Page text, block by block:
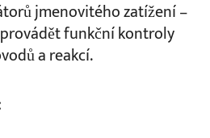
jmenovitého zatížení –
funkční kontroly
a reakcí.